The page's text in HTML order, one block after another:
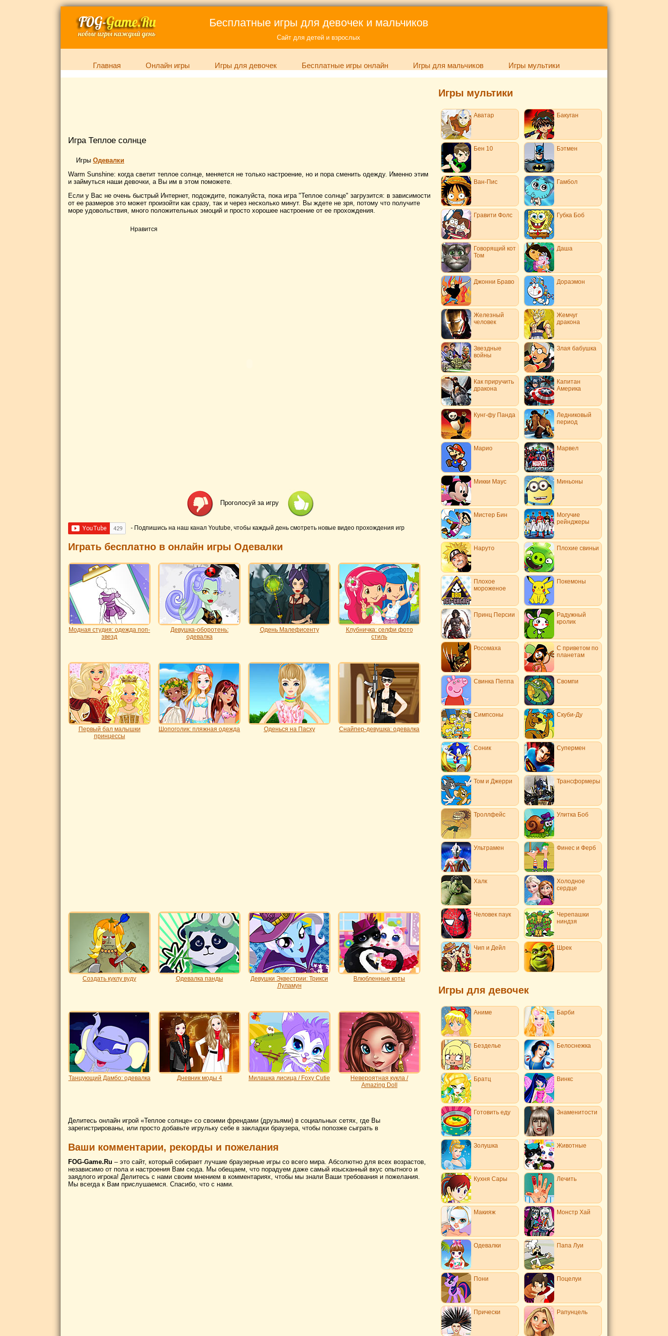
Бесплатные игры для девочек и мальчиков
Сайт для детей и взрослых
Главная Онлайн игры Игры для девочек Бесплатные игры онлайн Игры для мальчиков Игры мультики
Игра Теплое солнце
Игры Одевалки
Warm Sunshine: когда светит теплое солнце, меняется не только настроение, но и пора сменить одежду. Именно этим
и займуться наши девочки, а Вы им в этом поможете.
Если у Вас не очень быстрый Интернет, подождите, пожалуйста, пока игра "Теплое солнце" загрузится: в зависимости
от ее размеров это может произойти как сразу, так и через несколько минут. Вы ждете не зря, потому что получите
море удовольствия, много положительных эмоций и просто хорошее настроение от ее прохождения.
Нравится
Проголосуй за игру
- Подпишись на наш канал Youtube, чтобы каждый день смотреть новые видео прохождения игр
Играть бесплатно в онлайн игры Одевалки
Модная студия: одежда поп-
звезд
Девушка-оборотень:
одевалка
Одень Малефисенту
Клубничка: селфи фото
стиль
Первый бал малышки
принцессы
Шопоголик: пляжная одежда Оденься на Пасху Снайпер-девушка: одевалка
Создать куклу вуду Одевалка панды
Девушки Эквестрии: Трикси
Луламун
Влюбленные коты
Танцующий Дамбо: одевалка Дневник моды 4 Милашка лисица / Foxy Cutie
Невероятная кукла /
Amazing Doll
Делитесь онлайн игрой «Теплое солнце» со своими френдами (друзьями) в социальных сетях, где Вы
зарегистрированы, или просто добавьте игрульку себе в закладки браузера, чтобы попозже сыграть в
Ваши комментарии, рекорды и пожелания
FOG-Game.Ru – это сайт, который собирает лучшие браузерные игры со всего мира. Абсолютно для всех возрастов,
независимо от пола и настроения Вам сюда. Мы обещаем, что порадуем даже самый изысканный вкус опытного и
заядлого игрока! Делитесь с нами своим мнением в комментариях, чтобы мы знали Ваши требования и пожелания.
Мы всегда к Вам прислушаемся. Спасибо, что с нами.
Игры мультики
Аватар Бакуган
Бен 10 Бэтмен
Ван-Пис Гамбол
Гравити Фолс Губка Боб
Говорящий кот
Том
Даша
Джонни Браво Дораэмон
Железный
человек
Жемчуг
дракона
Звездные
войны
Злая бабушка
Как приручить
дракона
Капитан
Америка
Кунг-фу Панда
Ледниковый
период
Марио Марвел
Микки Маус Миньоны
Мистер Бин
Могучие
рейнджеры
Наруто Плохие свиньи
Плохое
мороженое
Покемоны
Принц Персии
Радужный
кролик
Росомаха
С приветом по
планетам
Свинка Пеппа Свомпи
Симпсоны Скуби-Ду
Соник Супермен
Том и Джерри Трансформеры
Троллфейс Улитка Боб
Ультрамен Финес и Ферб
Халк
Холодное
сердце
Человек паук
Черепашки
ниндзя
Чип и Дейл Шрек
Игры для девочек
Аниме Барби
Безделье Белоснежка
Братц Винкс
Готовить еду Знаменитости
Золушка Животные
Кухня Сары Лечить
Макияж Монстр Хай
Одевалки Папа Луи
Пони Поцелуи
Прически Рапунцель